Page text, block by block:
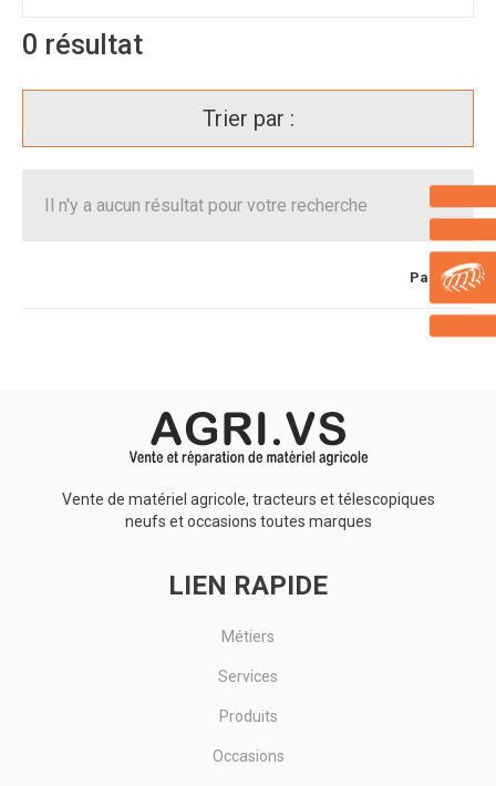
0 résultat
Trier par :
Il n'y a aucun résultat pour votre recherche
Page 1/ 1
Vente de matériel agricole, tracteurs et télescopiques
neufs et occasions toutes marques
LIEN RAPIDE
Métiers
Services
Produits
Occasions